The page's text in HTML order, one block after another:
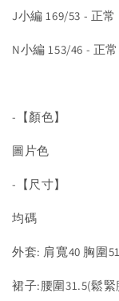
J小編 169/53 - 正常
N小編 153/46 - 正常
-【顏色】
圖片色
-【尺寸】
均碼
外套: 肩寬40 胸圍
裙子:腰圍31.5(鬆緊